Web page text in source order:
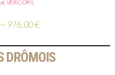
VERCORS
976,00 €
DRÔMOIS